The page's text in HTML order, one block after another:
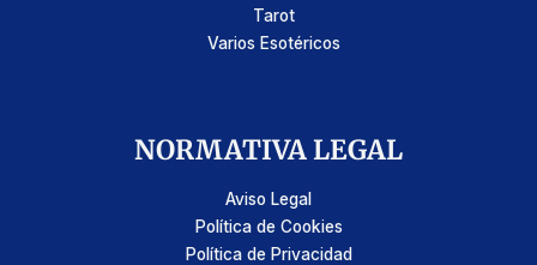
Tarot
Varios Esotéricos
NORMATIVA LEGAL
Aviso Legal
Política de Cookies
Política de Privacidad